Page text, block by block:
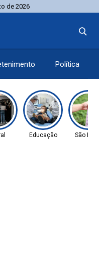
de 2026
Política
Educação São